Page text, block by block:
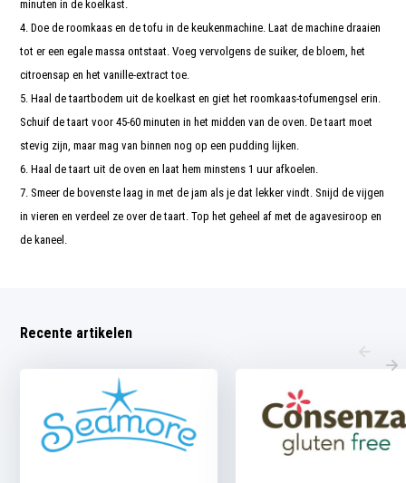
minuten in de koelkast.
4. Doe de roomkaas en de tofu in de keukenmachine. Laat de machine draaien
tot er een egale massa ontstaat. Voeg vervolgens de suiker, de bloem, het
citroensap en het vanille-extract toe.
5. Haal de taartbodem uit de koelkast en giet het roomkaas-tofumengsel erin.
Schuif de taart voor 45-60 minuten in het midden van de oven. De taart moet
stevig zijn, maar mag van binnen nog op een pudding lijken.
6. Haal de taart uit de oven en laat hem minstens 1 uur afkoelen.
7. Smeer de bovenste laag in met de jam als je dat lekker vindt. Snijd de vijgen
in vieren en verdeel ze over de taart. Top het geheel af met de agavesiroop en
de kaneel.
Recente artikelen